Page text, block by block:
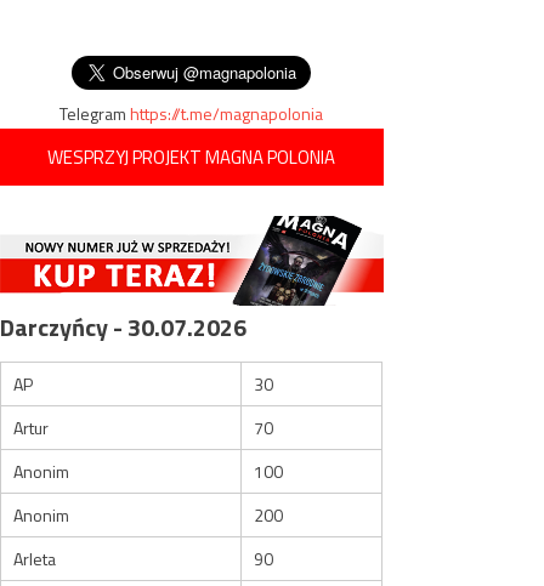
Telegramhttps://t.me/magnapolonia
WESPRZYJ PROJEKT MAGNA POLONIA
Darczyńcy - 30.07.2026
AP
30
Artur
70
Anonim
100
Anonim
200
Arleta
90